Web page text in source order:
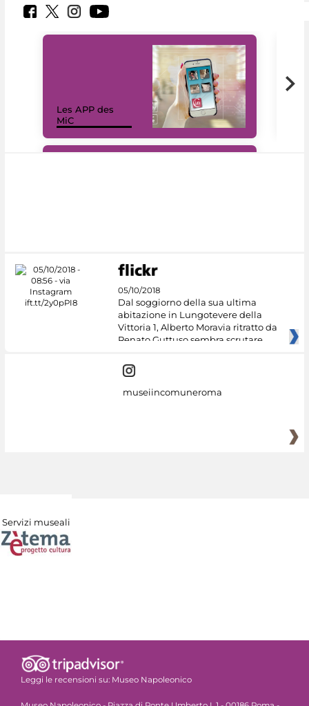
Les APP des
MiC
05/10/2018
Dal soggiorno della sua ultima
abitazione in Lungotevere della
Vittoria 1, Alberto Moravia ritratto da
Renato Guttuso sembra scrutare
museiincomuneroma
Servizi museali
Leggi le recensioni su: Museo Napoleonico